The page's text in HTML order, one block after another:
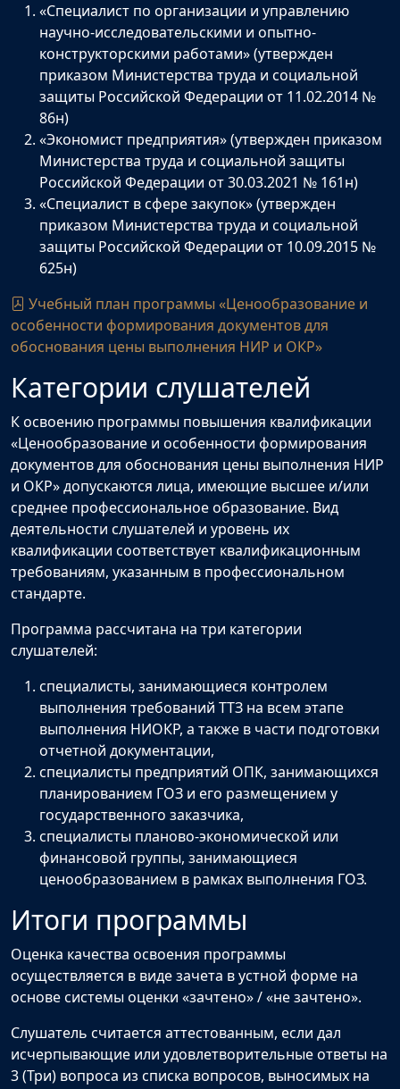
«Специалист по организации и управлению
научно-исследовательскими и опытно-
конструкторскими работами» (утвержден
приказом Министерства труда и социальной
защиты Российской Федерации от 11.02.2014 №
86н)
«Экономист предприятия» (утвержден приказом
Министерства труда и социальной защиты
Российской Федерации от 30.03.2021 № 161н)
«Специалист в сфере закупок» (утвержден
приказом Министерства труда и социальной
защиты Российской Федерации от 10.09.2015 №
625н)
Учебный план программы «Ценообразование и
особенности формирования документов для
обоснования цены выполнения НИР и ОКР»
Категории слушателей
К освоению программы повышения квалификации
«Ценообразование и особенности формирования
документов для обоснования цены выполнения НИР
и ОКР» допускаются лица, имеющие высшее и/или
среднее профессиональное образование. Вид
деятельности слушателей и уровень их
квалификации соответствует квалификационным
требованиям, указанным в профессиональном
стандарте.
Программа рассчитана на три категории
слушателей:
специалисты, занимающиеся контролем
выполнения требований ТТЗ на всем этапе
выполнения НИОКР, а также в части подготовки
отчетной документации,
специалисты предприятий ОПК, занимающихся
планированием ГОЗ и его размещением у
государственного заказчика,
специалисты планово-экономической или
финансовой группы, занимающиеся
ценообразованием в рамках выполнения ГОЗ.
Итоги программы
Оценка качества освоения программы
осуществляется в виде зачета в устной форме на
основе системы оценки «зачтено» / «не зачтено».
Слушатель считается аттестованным, если дал
исчерпывающие или удовлетворительные ответы на
3 (Три) вопроса из списка вопросов, выносимых на